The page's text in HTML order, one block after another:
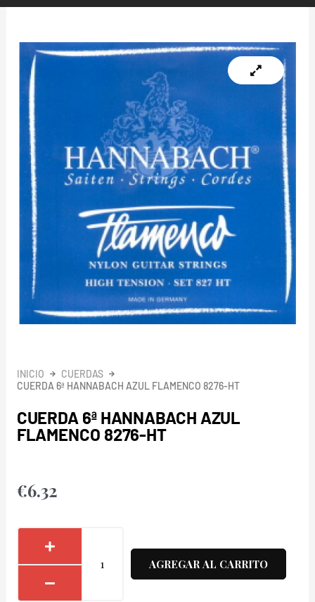
INICIO
CUERDAS
CUERDA 6ª HANNABACH AZUL FLAMENCO 8276-HT
CUERDA 6ª HANNABACH AZUL
FLAMENCO 8276-HT
€6.32
Hannabach
AGREGAR AL CARRITO